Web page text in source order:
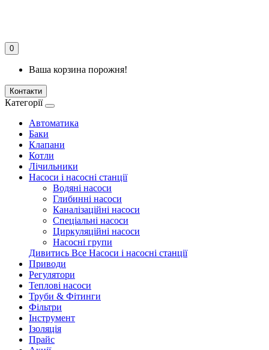
0
Ваша корзина порожня!
Контакти
Категорії
Автоматика
Баки
Клапани
Котли
Лічильники
Насоси і насосні станції
Водяні насоси
Глибинні насоси
Каналізаційні насоси
Спеціальні насоси
Циркуляційні насоси
Насосні групи
Дивитись Все Насоси і насосні станції
Приводи
Регулятори
Теплові насоси
Труби & Фітинги
Фільтри
Інструмент
Ізоляція
Прайс